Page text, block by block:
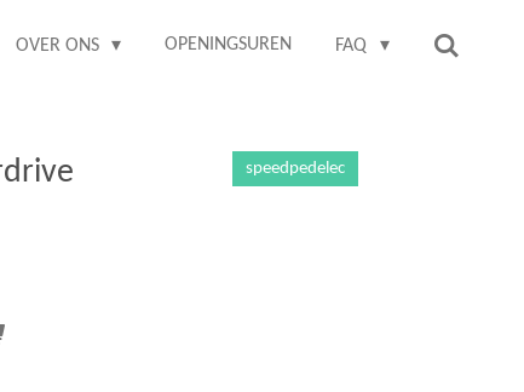
OVER ONS OPENINGSUREN FAQ
speedpedelec